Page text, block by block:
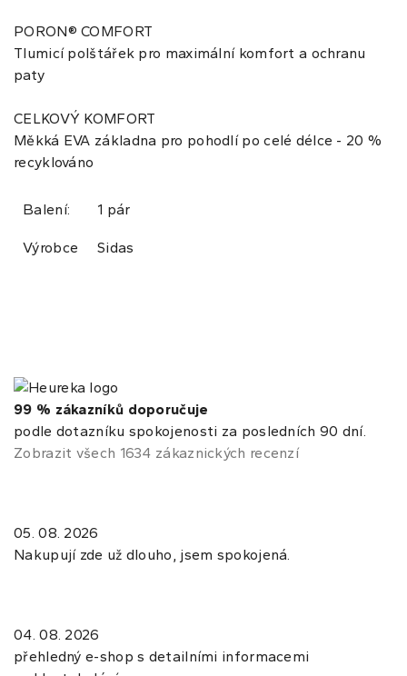
PORON® COMFORT
Tlumicí polštářek pro maximální komfort a ochranu
paty
CELKOVÝ KOMFORT
Měkká EVA základna pro pohodlí po celé délce - 20 %
recyklováno
Balení: 1 pár
Výrobce Sidas
99 % zákazníků doporučuje
podle dotazníku spokojenosti za posledních 90 dní.
Zobrazit všech 1634 zákaznických recenzí
05. 08. 2026
Nakupují zde už dlouho, jsem spokojená.
04. 08. 2026
přehledný e-shop s detailními informacemi